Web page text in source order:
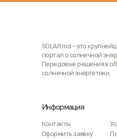
SOLAR.md – это
портал о солнечной
Передовые решения в
солнечной энергетики.
Информация
Контакты
Оформить заявку